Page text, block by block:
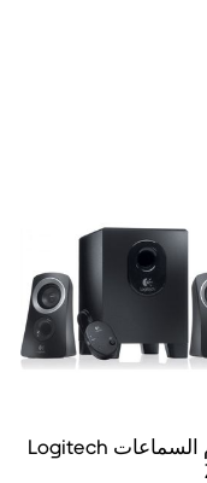
نظام السماعات Logitech